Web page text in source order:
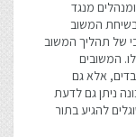
מנגד
המשוב
של תהליך המשוב
המשובים
אלא גם
ניתן גם לדעת
להגיע בתור